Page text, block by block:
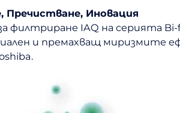
Пречистване, Иновация
филтриране IAQ на серията
и премахващ миризмите